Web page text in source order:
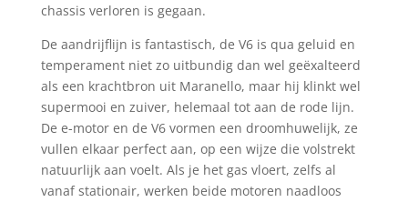
chassis verloren is gegaan.
De aandrijflijn is fantastisch, de V6 is qua geluid en
temperament niet zo uitbundig dan wel geëxalteerd
als een krachtbron uit Maranello, maar hij klinkt wel
supermooi en zuiver, helemaal tot aan de rode lijn.
De e-motor en de V6 vormen een droomhuwelijk, ze
vullen elkaar perfect aan, op een wijze die volstrekt
natuurlijk aan voelt. Als je het gas vloert, zelfs al
vanaf stationair, werken beide motoren naadloos